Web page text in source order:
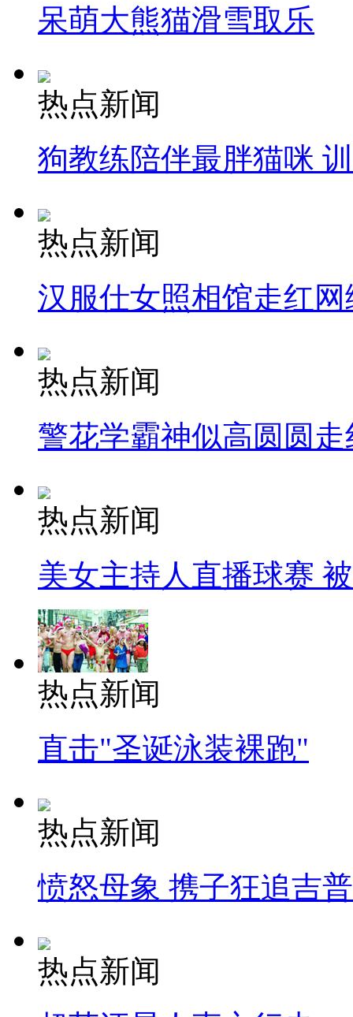
走！跟着总书记去植树
纽约上演“枕头大战”
司机酒驾遇交警 急速倒车逃窜
呆萌大熊猫滑雪取乐
热点新闻
狗教练陪伴最胖猫咪
热点新闻
汉服仕女照相馆走红网
热点新闻
警花学霸神似高圆圆走
热点新闻
美女主持人直播球赛
热点新闻
直击"圣诞泳装裸跑"
热点新闻
愤怒母象 携子狂追吉
热点新闻